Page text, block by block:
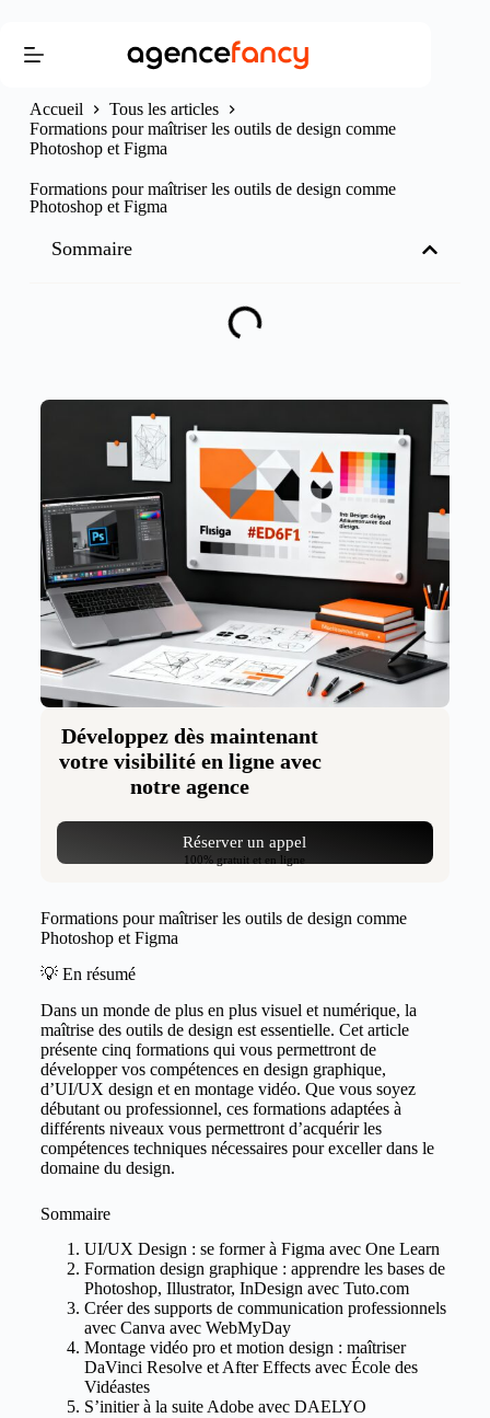
Accueil
Tous les articles
Formations pour maîtriser les outils de design comme
Photoshop et Figma
Formations pour maîtriser les outils de design comme
Photoshop et Figma
Sommaire
Développez dès maintenant
votre visibilité en ligne avec
notre agence
Réserver un appel
100% gratuit et en ligne
Formations pour maîtriser les outils de design comme
Photoshop et Figma
💡 En résumé
Dans un monde de plus en plus visuel et numérique, la
maîtrise des outils de design est essentielle. Cet article
présente cinq formations qui vous permettront de
développer vos compétences en design graphique,
d’UI/UX design et en montage vidéo. Que vous soyez
débutant ou professionnel, ces formations adaptées à
différents niveaux vous permettront d’acquérir les
compétences techniques nécessaires pour exceller dans le
domaine du design.
Sommaire
UI/UX Design : se former à Figma avec One Learn
Formation design graphique : apprendre les bases de
Photoshop, Illustrator, InDesign avec Tuto.com
Créer des supports de communication professionnels
avec Canva avec WebMyDay
Montage vidéo pro et motion design : maîtriser
DaVinci Resolve et After Effects avec École des
Vidéastes
S’initier à la suite Adobe avec DAELYO